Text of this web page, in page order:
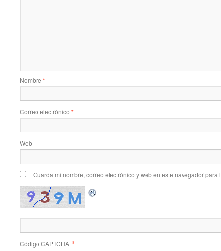
Nombre *
Correo electrónico *
Web
Guarda mi nombre, correo electrónico y web en este navegador para
Código CAPTCHA *